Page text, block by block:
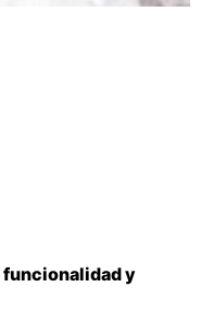
funcionalidad y